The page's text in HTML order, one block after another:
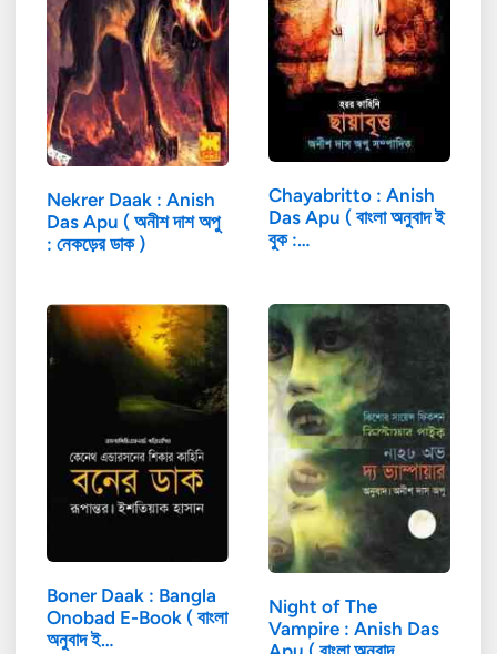
Nekrer Daak : Anish
Das Apu ( অনীশ দাশ অপু
: নেকড়ের ডাক )
Chayabritto : Anish
Das Apu ( বাংলা অনুবাদ ই
বুক :…
Boner Daak : Bangla
Onobad E-Book ( বাংলা
অনুবাদ ই…
Night of The
Vampire : Anish Das